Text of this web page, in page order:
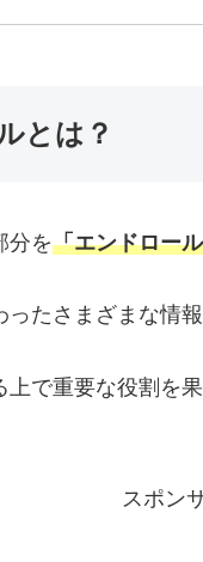
とは？
分を「エンドロー
たさまざまな情
で重要な役割を
スポン